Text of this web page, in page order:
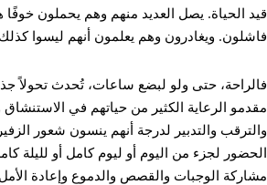
قيد الحياة. يصل العديد منهم وهم يحملون خوفًا
فاشلون. ويغادرون وهم يعلمون أنهم ليسوا
فالراحة، حتى ولو لبضع ساعات، تُحدث تحولاً
مقدمو الرعاية الكثير من حياتهم في الاستنشاق
والترقب والتدبير لدرجة أنهم ينسون شعور
الحضور لجزء من اليوم أو ليوم كامل أو لليلة
مشاركة الوجبات والقصص والدموع وإعادة